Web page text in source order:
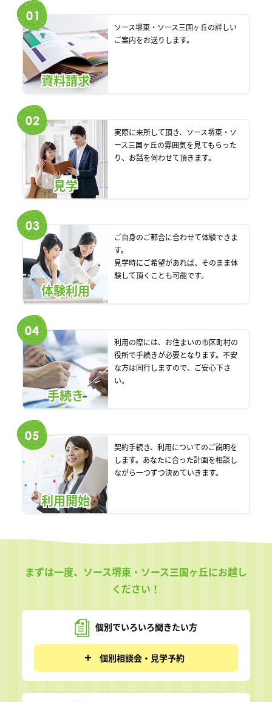
資料請求
ソース堺東・ソース三国ヶ丘の詳しい
ご案内をお送りします。
見学
実際に来所して頂き、ソース堺東・ソ
ース三国ヶ丘の雰囲気を見てもらった
り、お話を伺わせて頂きます。
体験利用
ご自身のご都合に合わせて体験できま
す。
見学時にご希望があれば、そのまま体
験して頂くことも可能です。
手続き
利用の際には、お住まいの市区町村の
役所で手続きが必要となります。不安
な方は同行しますので、ご安心下さ
い。
利用開始
契約手続き、利用についてのご説明を
します。あなたに合った計画を相談し
ながら一つずつ決めていきます。
まずは一度、ソース堺東・ソース三国ヶ丘にお越し
ください！
個別でいろいろ聞きたい方
個別相談会・見学予約